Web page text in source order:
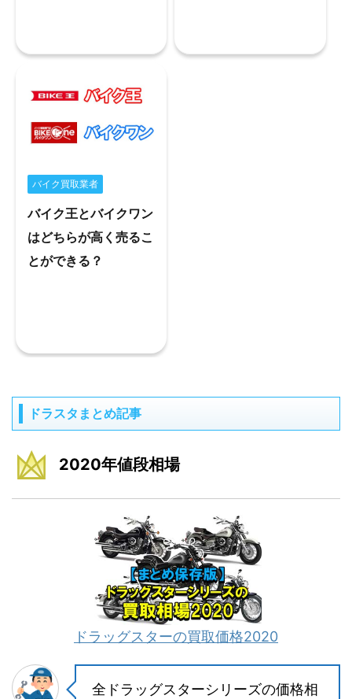
バイク買取業者
バイク王とバイクワン
はどちらが高く売るこ
とができる？
ドラスタまとめ記事
2020年値段相場
ドラッグスターの買取価格2020
全ドラッグスターシリーズの価格相